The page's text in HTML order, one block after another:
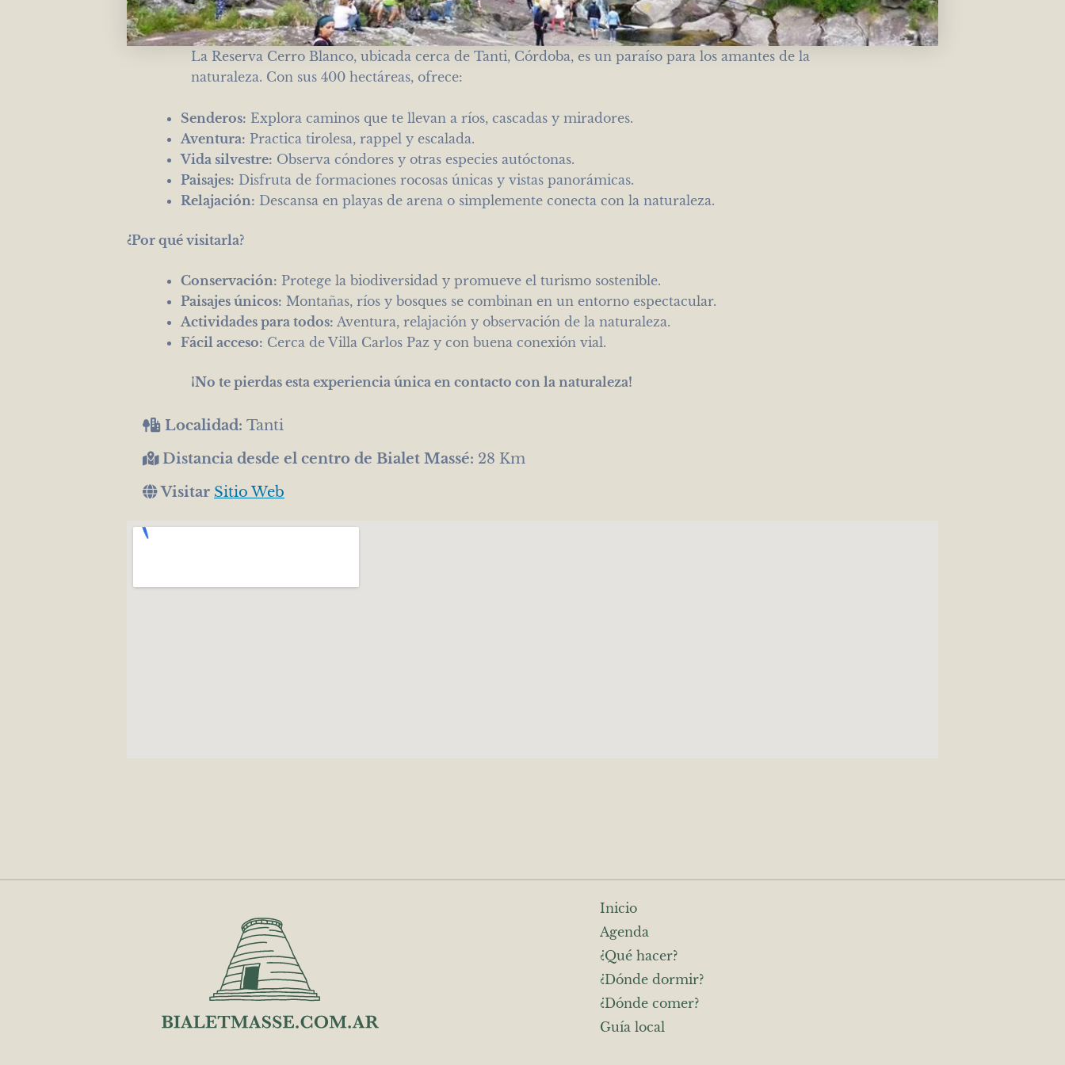
La Reserva Cerro Blanco, ubicada cerca de Tanti, Córdoba, es un paraíso para los amantes de la
naturaleza. Con sus 400 hectáreas, ofrece:
Senderos: Explora caminos que te llevan a ríos, cascadas y miradores.
Aventura: Practica tirolesa, rappel y escalada.
Vida silvestre: Observa cóndores y otras especies autóctonas.
Paisajes: Disfruta de formaciones rocosas únicas y vistas panorámicas.
Relajación: Descansa en playas de arena o simplemente conecta con la naturaleza.
¿Por qué visitarla?
Conservación: Protege la biodiversidad y promueve el turismo sostenible.
Paisajes únicos: Montañas, ríos y bosques se combinan en un entorno espectacular.
Actividades para todos: Aventura, relajación y observación de la naturaleza.
Fácil acceso: Cerca de Villa Carlos Paz y con buena conexión vial.
¡No te pierdas esta experiencia única en contacto con la naturaleza!
Localidad: Tanti
Distancia desde el centro de Bialet Massé: 28 Km
Visitar Sitio Web
Inicio
Agenda
¿Qué hacer?
¿Dónde dormir?
¿Dónde comer?
Guía local